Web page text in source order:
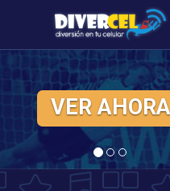
CLICK AQUÍ